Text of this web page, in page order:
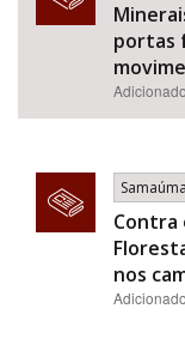
portas
Contra
nos